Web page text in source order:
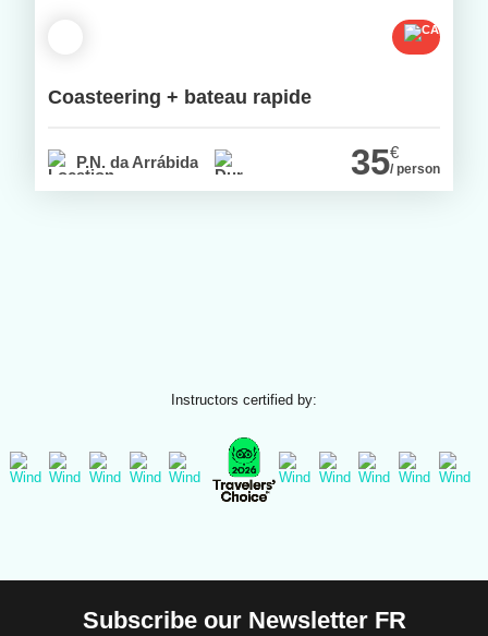
Coasteering + bateau rapide
P.N. da Arrábida 35€
/ person
Instructors certified by:
Subscribe our Newsletter FR